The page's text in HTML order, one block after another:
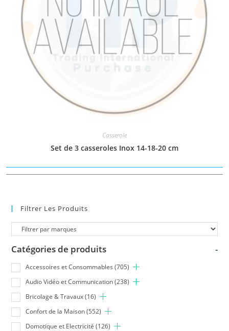
Casserole
Set de 3 casseroles Inox 14-18-20 cm
Filtrer Les Produits
Catégories de produits -
Accessoires et Consommables (705)
Audio Vidéo et Communication (238)
Bricolage & Travaux (16)
Confort de la Maison (552)
Domotique et Electricité (126)